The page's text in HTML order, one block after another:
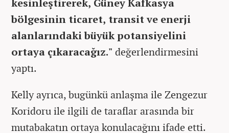
kesinleştirerek, Güney Kafkasya
bölgesinin ticaret, transit ve enerji
alanlarındaki büyük potansiyelini
ortaya çıkaracağız." değerlendirmesini
yaptı.
Kelly ayrıca, bugünkü anlaşma ile Zengezur
Koridoru ile ilgili de taraflar arasında bir
mutabakatın ortaya konulacağını ifade etti.